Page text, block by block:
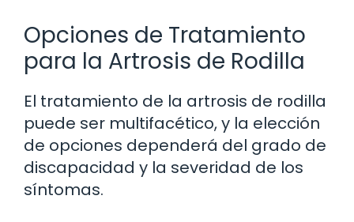
Opciones de Tratamiento
para la Artrosis de Rodilla
El tratamiento de la artrosis de rodilla
puede ser multifacético, y la elección
de opciones dependerá del grado de
discapacidad y la severidad de los
síntomas.